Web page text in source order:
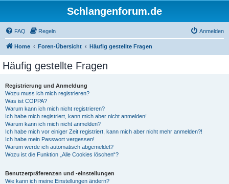
Schlangenforum.de
FAQ Regeln Anmelden
Home Foren-Übersicht Häufig gestellte Fragen
Häufig gestellte Fragen
Registrierung und Anmeldung
Wozu muss ich mich registrieren?
Was ist COPPA?
Warum kann ich mich nicht registrieren?
Ich habe mich registriert, kann mich aber nicht anmelden!
Warum kann ich mich nicht anmelden?
Ich habe mich vor einiger Zeit registriert, kann mich aber nicht mehr anmelden?!
Ich habe mein Passwort vergessen!
Warum werde ich automatisch abgemeldet?
Wozu ist die Funktion „Alle Cookies löschen“?
Benutzerpräferenzen und -einstellungen
Wie kann ich meine Einstellungen ändern?